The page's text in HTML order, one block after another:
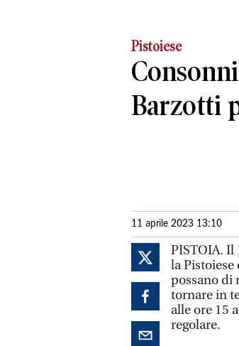
Pistoiese
Barzotti
11 aprile 2023 13:10
PISTOIA. Il
la
possano di
tornare in
alle ore 15
regolare.